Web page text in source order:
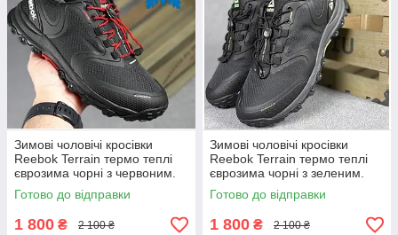
Зимові чоловічі кросівки
Reebok Terrain термо теплі
єврозима чорні з червоним.
Фото в живу. Чоловічі
черевики
Готово до відправки
1 800 ₴ 2 100 ₴
Зимові чоловічі кросівки
Reebok Terrain термо теплі
єврозима чорні з зеленим.
Фото в живу. Чоловічі
черевики
Готово до відправки
1 800 ₴ 2 100 ₴